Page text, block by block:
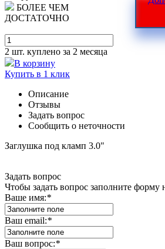
БОЛЕЕ ЧЕМ
ДОСТАТОЧНО
2 шт. куплено за 2 месяца
В корзину
Купить в 1 клик
Описание
Отзывы
Задать вопрос
Сообщить о неточности
Заглушка под кламп 3.0"
Задать вопрос
Чтобы задать вопрос заполните форму
Ваше имя:*
Ваш email:*
Ваш вопрос:*